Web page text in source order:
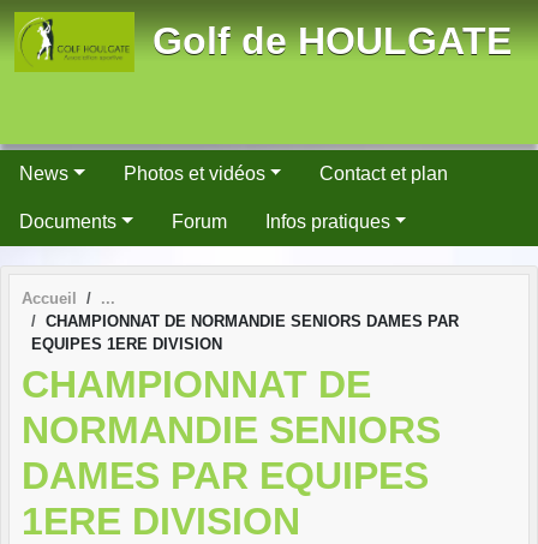
Golf de HOULGATE
News Photos et vidéos Contact et plan
Documents Forum Infos pratiques
Accueil
CHAMPIONNAT DE NORMANDIE SENIORS DAMES PAR
EQUIPES 1ERE DIVISION
CHAMPIONNAT DE
NORMANDIE SENIORS
DAMES PAR EQUIPES
1ERE DIVISION
Panneau de gestion des cookies